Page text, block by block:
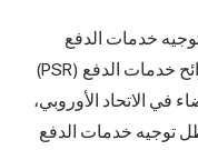
خدمات الدفع
PSD3 بشكل منفرد، بل يأتي مصحوبًا بلوائح خدمات الدفع (PSR)
في الاتحاد الأوروبي،
توجيه خدمات الدفع